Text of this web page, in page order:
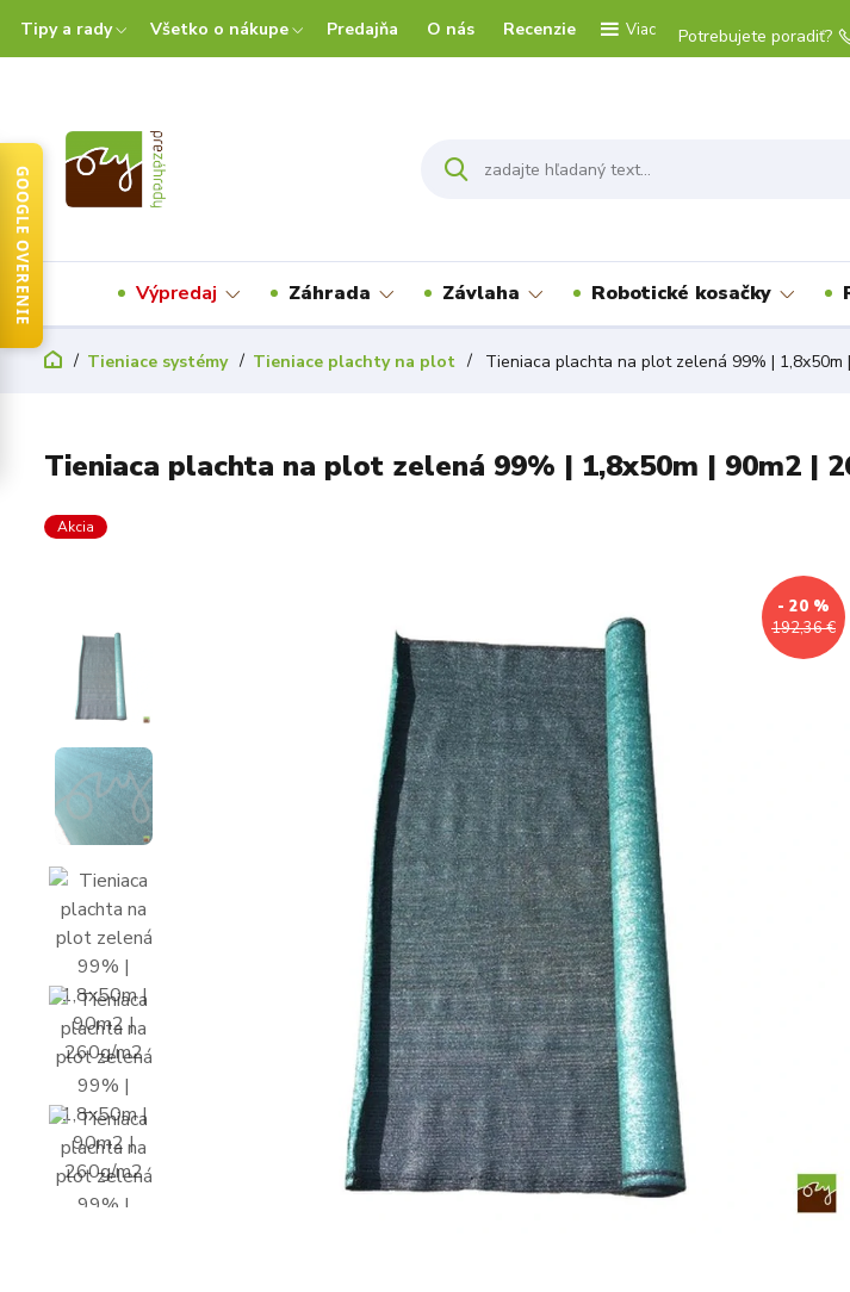
Tipy a rady Všetko o nákupe Predajňa O nás Recenzie Viac Potrebujete poradiť?
Výpredaj Záhrada Závlaha Robotické kosačky
Tieniace systémy Tieniace plachty na plot Tieniaca plachta na plot zelená 99% | 1,8x50m
Tieniaca plachta na plot zelená 99% | 1,8x50m | 90m2 |
Akcia
192,36 €
- 20 %
GOOGLE OVERENIE